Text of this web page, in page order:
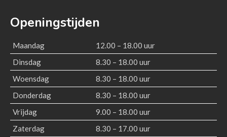
Openingstijden
Maandag
12.00 – 18.00 uur
Dinsdag
8.30 – 18.00 uur
Woensdag
8.30 – 18.00 uur
Donderdag
8.30 – 18.00 uur
Vrijdag
9.00 – 18.00 uur
Zaterdag
8.30 – 17.00 uur